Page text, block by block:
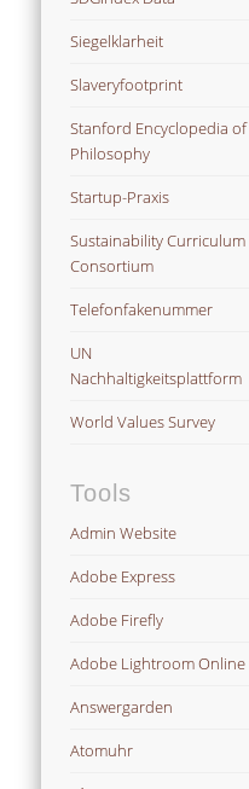
Siegelklarheit
Slaveryfootprint
Stanford Encyclopedia of
Philosophy
Startup-Praxis
Sustainability Curriculum
Consortium
Telefonfakenummer
UN
Nachhaltigkeitsplattform
World Values Survey
Tools
Admin Website
Adobe Express
Adobe Firefly
Adobe Lightroom Online
Answergarden
Atomuhr